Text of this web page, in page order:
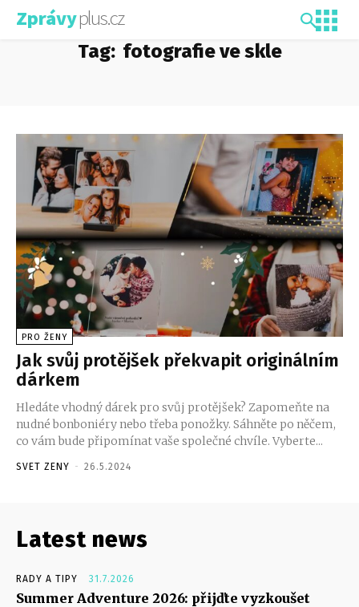
Zprávyplus.cz
Tag: fotografie ve skle
PRO ŽENY
Jak svůj protějšek překvapit originálním
dárkem
Hledáte vhodný dárek pro svůj protějšek? Zapomeňte na
nudné bonboniéry nebo třeba ponožky. Sáhněte po něčem,
co vám bude připomínat vaše společné chvíle. Vyberte...
SVET ZENY - 26.5.2024
Latest news
RADY A TIPY 31.7.2026
Summer Adventure 2026: přijďte vyzkoušet